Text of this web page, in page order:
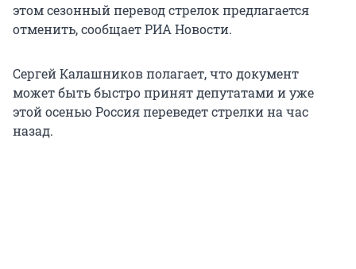
этом сезонный перевод стрелок предлагается
отменить, сообщает РИА Новости.
Сергей Калашников полагает, что документ
может быть быстро принят депутатами и уже
этой осенью Россия переведет стрелки на час
назад.